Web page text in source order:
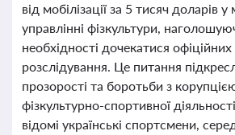
від мобілізації за 5 тисяч доларів
управлінні фізкультури,
необхідності дочекатися офіційних
розслідування. Це питання
прозорості та боротьби з
фізкультурно-спортивної
відомі українські спортсмени,